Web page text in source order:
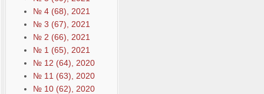
№ 4 (68), 2021
№ 3 (67), 2021
№ 2 (66), 2021
№ 1 (65), 2021
№ 12 (64), 2020
№ 11 (63), 2020
№ 10 (62), 2020